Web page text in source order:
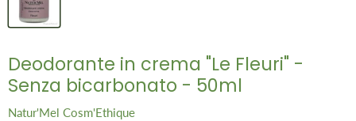
Deodorante in crema "Le Fleuri" -
Senza bicarbonato - 50ml
Natur'Mel Cosm'Ethique